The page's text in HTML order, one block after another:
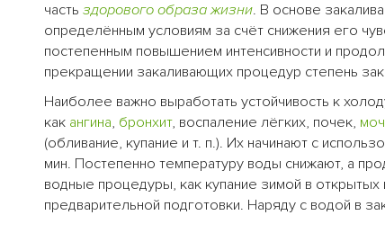
часть здорового образа жизни. В основе
определённым условиям за счёт снижения его
постепенным повышением интенсивности и
прекращении закаливающих процедур степень
Наиболее важно выработать устойчивость к
как ангина, бронхит, воспаление лёгких, почек,
(обливание, купание и т. п.). Их начинают с
мин. Постепенно температуру воды снижают, а
водные процедуры, как купание зимой в
предварительной подготовки. Наряду с водой в